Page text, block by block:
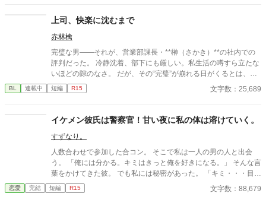
ー。」 保育園に迎えに行かなきゃいけない子、『太陽』。 私は子
供と一緒に・・・暮らしてる。 ーーーーーーーーーーーーーーー
ー 翔馬「おいおい嘘だろ？」 宏斗「子供・・・いたんだ・・。」
航平「いくつん時の子だよ・・・・。」 優弥「マジか・・・。」
消防署で開かれたお祭りに連れて行った太陽。 太陽の存在を知っ
た一人の消防士さんが・・・私に言った。 「俺は太陽がいてもい
だ。・・・絶対振り向かせるから覚悟しとけよ？」 ※お話に出て
ルが薄氷なもので・・・すみません。 言葉も足りませんが読んで
上司、快楽に沈むまで
赤林檎
完璧な男――それが、営業部課長・**榊（さかき）**の社内での
評判だった。 冷静沈着、部下にも厳しい。私生活の噂すら立たな
いほどの隙のなさ。 だが、その“完璧”が崩れる日がくるとは、誰
も想像していなかった。 入社三年目の篠原は、榊の直属の部下。
真面目だが強気で、どこか挑発的な笑みを浮かべる青年。 ある
原は上司に向かって、いつもの穏やかな口調を崩した。「……そ
んな顔、部下には見せないんですね」 疲労で僅かに緩んだ榊の表
情。 その弱さを見逃さず、篠原はデスク越しに距離を詰める。
「強がらなくていいですよ。俺の前では、もう」 指先が榊のネク
タイを掴む。 引き寄せられた瞬間、榊の理性は音を立てて崩れ
た。 拒むことも、許すこともできないまま、 彼は“部下”の手によ
びに、自分の知らなかった感情と快楽を知る。それは、上司とし
BL 連載中 短編 R15 文字数：25,689
イケメン彼氏は警察官！甘い夜に私の体は溶けていく。
すずなり。
人数合わせで参加した合コン。 そこで私は一人の男の人と出会
う。 「俺には分かる。キミはきっと俺を好きになる。」 そんな言
葉をかけてきた彼。 でも私には秘密があった。 「キミ・・・目
が・・？」 「気持ち悪いでしょ？ごめんなさい・・・。」 ちゃん
と私のことを伝えたのに、彼は食い下がる。 「お願いだから俺を
恋愛 完結 短編 R15 文字数：88,679